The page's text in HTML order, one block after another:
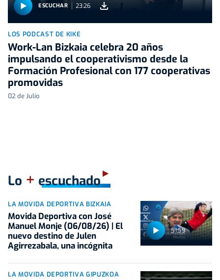
ESCUCHAR 23:26
LOS PODCAST DE KIKE
Work-Lan Bizkaia celebra 20 años
impulsando el cooperativismo desde la
Formación Profesional con 177 cooperativas
promovidas
02 de Julio
Lo + escuchado
51:59
LA MOVIDA DEPORTIVA BIZKAIA
Movida Deportiva con José
Manuel Monje (06/08/26) | El
nuevo destino de Julen
Agirrezabala, una incógnita
LA MOVIDA DEPORTIVA GIPUZKOA